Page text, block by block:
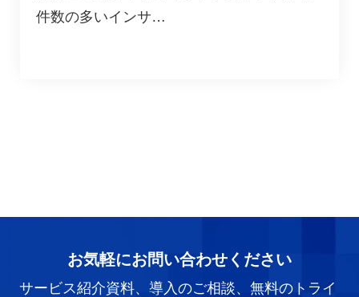
件数の多いインサ…
お気軽にお問い合わせください
サービス紹介資料、導入のご相談、無料のトライ